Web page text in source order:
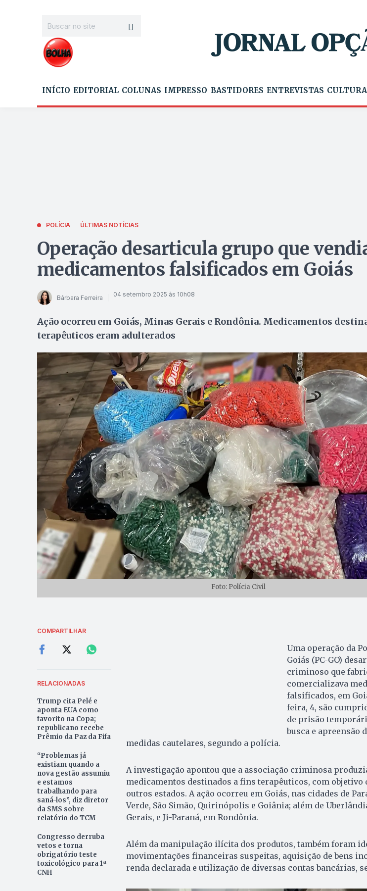
INÍCIO EDITORIAL COLUNAS IMPRESSO BASTIDORES ENTREVISTAS CULTURA
POLÍCIA ÚLTIMAS NOTÍCIAS
Operação desarticula grupo que
medicamentos falsificados em Goiás
Bárbara Ferreira 04 setembro 2025 às 10h08
Ação ocorreu em Goiás, Minas Gerais e Rondônia. Medicamentos
terapêuticos eram adulterados
Foto: Polícia Civil
COMPARTILHAR
RELACIONADAS
Trump cita Pelé e
aponta EUA como
favorito na Copa;
republicano recebe
Prêmio da Paz da Fifa
“Problemas já
existiam quando a
nova gestão assumiu
e estamos
trabalhando para
saná-los”, diz diretor
da SMS sobre
relatório do TCM
Congresso derruba
vetos e torna
obrigatório teste
toxicológico para 1ª
CNH
Uma operação da
Goiás (PC-GO)
criminoso que
comercializava
falsificados, em
feira, 4, são
de prisão
busca e apreensão
medidas cautelares, segundo a polícia.
A investigação apontou que a associação criminosa
medicamentos destinados a fins terapêuticos, com objetivo
outros estados. A ação ocorreu em Goiás, nas cidades de
Verde, São Simão, Quirinópolis e Goiânia; além de
Gerais, e Ji-Paraná, em Rondônia.
Além da manipulação ilícita dos produtos, também foram
movimentações financeiras suspeitas, aquisição de bens
renda declarada e utilização de diversas contas bancárias,